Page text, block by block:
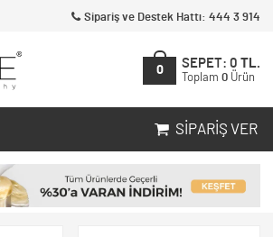
Sipariş ve Destek Hattı: 444 3 914
0
SEPET: 0 TL.
Toplam 0 Ürün
SIPARIŞ VER